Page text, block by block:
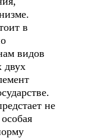
в
видов
двух
не